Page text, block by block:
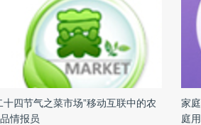
十四节气之菜市场”移动互联中的农
情报员
家
庭